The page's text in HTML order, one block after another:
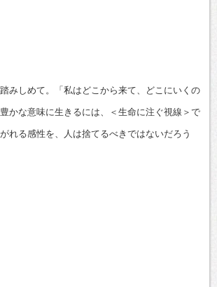
みしめて。「私はどこから来て、どこにいくの
かな意味に生きるには、＜生命に注ぐ視線＞で
れる感性を、人は捨てるべきではないだろう